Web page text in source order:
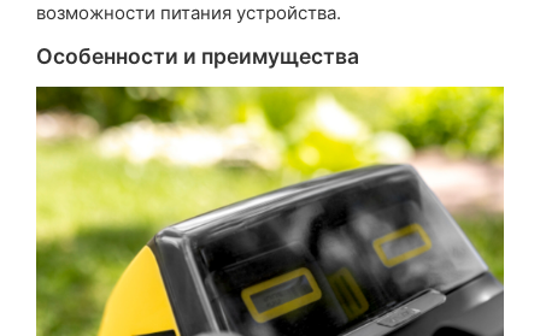
возможности питания устройства.
Особенности и преимущества